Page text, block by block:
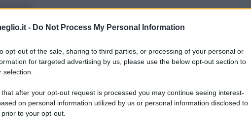
- Do Not Process My Personal Information
opt-out of the sale, sharing to third parties, or processing of your personal or
for targeted advertising by us, please use the below opt-out section to
selection.
that after your opt-out request is processed you may continue seeing interest-
on personal information utilized by us or personal information disclosed to
to your opt-out.
con l'ultimo grido appeso
crollare il cielo
non l'avrò presa
su un altro pianeta
o mi fai bene